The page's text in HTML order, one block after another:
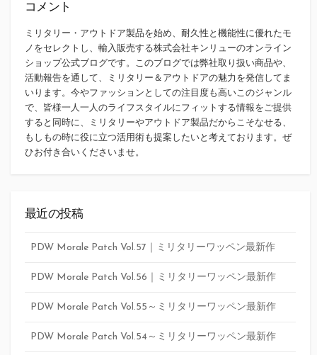
コメント
ミリタリー・アウトドア製品を始め、耐久性と機能性に優れたモ
ノをセレクトし、輸入販売する株式会社キンリューのオンライン
ショップ公式ブログです。このブログでは弊社取り扱い商品や、
活動報告を通して、ミリタリー＆アウトドアの魅力を発信してま
いります。今やファッションとしての注目度も高いこのジャンル
で、皆様一人一人のライフスタイルにフィットする情報をご提供
すると同時に、ミリタリーやアウトドア製品だからこそなせる、
もしもの時に役に立つ活用術も提案したいと考えております。ぜ
ひお付き合いくださいませ。
最近の投稿
PDW Morale Patch Vol.57｜ミリタリーワッペン最新作
PDW Morale Patch Vol.56｜ミリタリーワッペン最新作
PDW Morale Patch Vol.55～ミリタリーワッペン最新作
PDW Morale Patch Vol.54～ミリタリーワッペン最新作